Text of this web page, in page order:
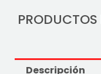
PRODUCTOS
Descripción